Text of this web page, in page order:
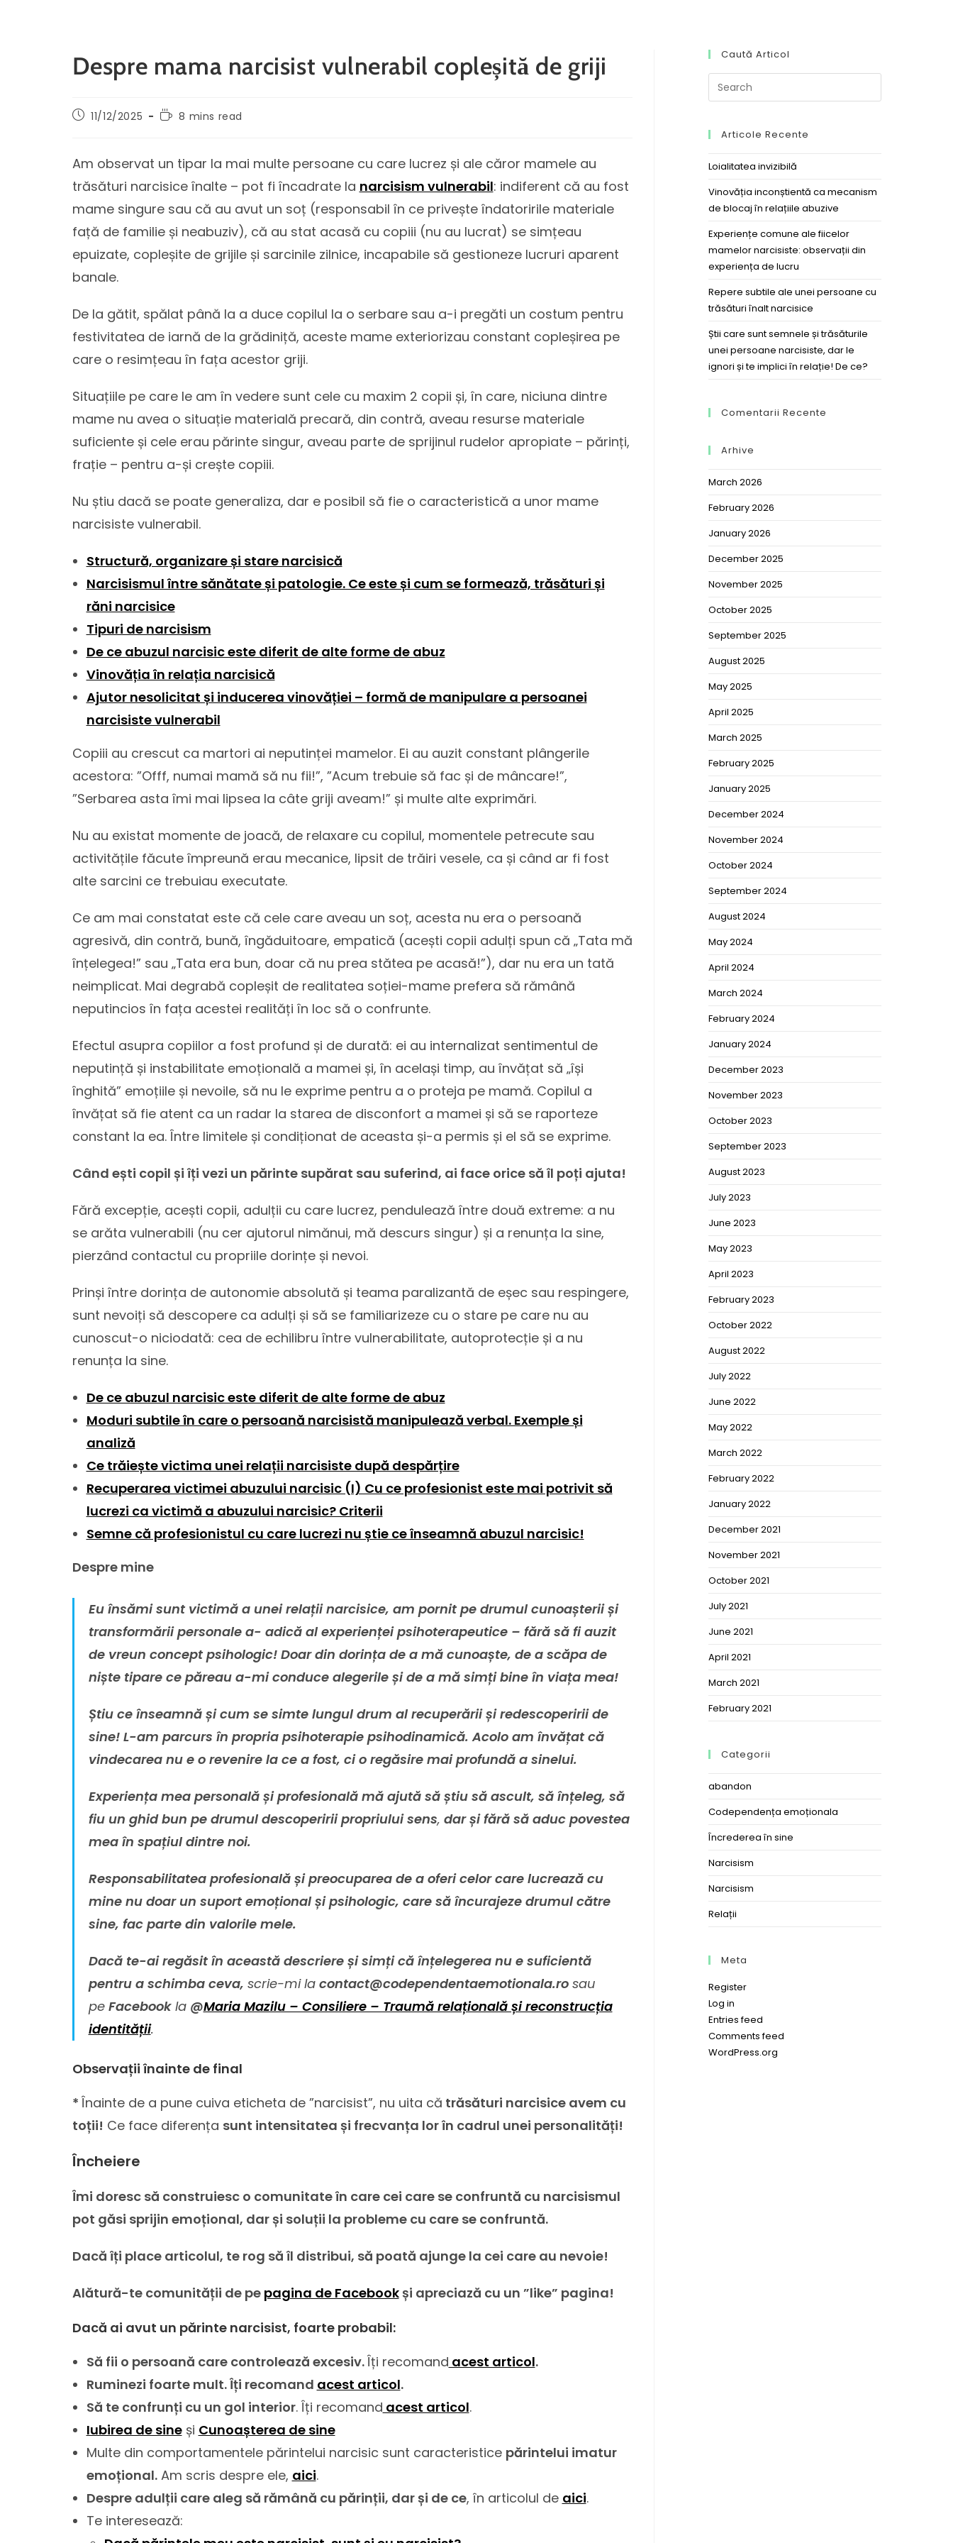
Despre mama narcisist vulnerabil copleșită de griji
11/12/2025 8 mins read
Am observat un tipar la mai multe persoane cu care lucrez și ale căror mamele au
trăsături narcisice înalte – pot fi încadrate la narcisism vulnerabil: indiferent că au fost
mame singure sau că au avut un soț (responsabil în ce privește îndatoririle materiale
față de familie și neabuziv), că au stat acasă cu copiii (nu au lucrat) se simțeau
epuizate, copleșite de grijile și sarcinile zilnice, incapabile să gestioneze lucruri aparent
banale.
De la gătit, spălat până la a duce copilul la o serbare sau a-i pregăti un costum pentru
festivitatea de iarnă de la grădiniță, aceste mame exteriorizau constant copleșirea pe
care o resimțeau în fața acestor griji.
Situațiile pe care le am în vedere sunt cele cu maxim 2 copii și, în care, niciuna dintre
mame nu avea o situație materială precară, din contră, aveau resurse materiale
suficiente și cele erau părinte singur, aveau parte de sprijinul rudelor apropiate – părinți,
frație – pentru a-și crește copiii.
Nu știu dacă se poate generaliza, dar e posibil să fie o caracteristică a unor mame
narcisiste vulnerabil.
Structură, organizare și stare narcisică
Narcisismul între sănătate și patologie. Ce este și cum se formează, trăsături și
răni narcisice
Tipuri de narcisism
De ce abuzul narcisic este diferit de alte forme de abuz
Vinovăția în relația narcisică
Ajutor nesolicitat și inducerea vinovăției – formă de manipulare a persoanei
narcisiste vulnerabil
Copiii au crescut ca martori ai neputinței mamelor. Ei au auzit constant plângerile
acestora: ”Offf, numai mamă să nu fii!”, ”Acum trebuie să fac și de mâncare!”,
”Serbarea asta îmi mai lipsea la câte griji aveam!” și multe alte exprimări.
Nu au existat momente de joacă, de relaxare cu copilul, momentele petrecute sau
activitățile făcute împreună erau mecanice, lipsit de trăiri vesele, ca și când ar fi fost
alte sarcini ce trebuiau executate.
Ce am mai constatat este că cele care aveau un soț, acesta nu era o persoană
agresivă, din contră, bună, îngăduitoare, empatică (acești copii adulți spun că „Tata mă
înțelegea!” sau „Tata era bun, doar că nu prea stătea pe acasă!”), dar nu era un tată
neimplicat. Mai degrabă copleșit de realitatea soției-mame prefera să rămână
neputincios în fața acestei realități în loc să o confrunte.
Efectul asupra copiilor a fost profund și de durată: ei au internalizat sentimentul de
neputință și instabilitate emoțională a mamei și, în același timp, au învățat să „își
înghită” emoțiile și nevoile, să nu le exprime pentru a o proteja pe mamă. Copilul a
învățat să fie atent ca un radar la starea de disconfort a mamei și să se raporteze
constant la ea. Între limitele și condiționat de aceasta și-a permis și el să se exprime.
Când ești copil și îți vezi un părinte supărat sau suferind, ai face orice să îl poți ajuta!
Fără excepție, acești copii, adulții cu care lucrez, pendulează între două extreme: a nu
se arăta vulnerabili (nu cer ajutorul nimănui, mă descurs singur) și a renunța la sine,
pierzând contactul cu propriile dorințe și nevoi.
Prinși între dorința de autonomie absolută și teama paralizantă de eșec sau respingere,
sunt nevoiți să descopere ca adulți și să se familiarizeze cu o stare pe care nu au
cunoscut-o niciodată: cea de echilibru între vulnerabilitate, autoprotecție și a nu
renunța la sine.
De ce abuzul narcisic este diferit de alte forme de abuz
Moduri subtile în care o persoană narcisistă manipulează verbal. Exemple și
analiză
Ce trăiește victima unei relații narcisiste după despărțire
Recuperarea victimei abuzului narcisic (I) Cu ce profesionist este mai potrivit să
lucrezi ca victimă a abuzului narcisic? Criterii
Semne că profesionistul cu care lucrezi nu știe ce înseamnă abuzul narcisic!
Despre mine
Eu însămi sunt victimă a unei relații narcisice, am pornit pe drumul cunoașterii și
transformării personale a- adică al experienței psihoterapeutice – fără să fi auzit
de vreun concept psihologic! Doar din dorința de a mă cunoaște, de a scăpa de
niște tipare ce păreau a-mi conduce alegerile și de a mă simți bine în viața mea!
Știu ce înseamnă și cum se simte lungul drum al recuperării și redescoperirii de
sine! L-am parcurs în propria psihoterapie psihodinamică. Acolo am învățat că
vindecarea nu e o revenire la ce a fost, ci o regăsire mai profundă a sinelui.
Experiența mea personală și profesională mă ajută să știu să ascult, să înțeleg, să
fiu un ghid bun pe drumul descoperirii propriului sens, dar și fără să aduc povestea
mea în spațiul dintre noi.
Responsabilitatea profesională și preocuparea de a oferi celor care lucrează cu
mine nu doar un suport emoțional și psihologic, care să încurajeze drumul către
sine, fac parte din valorile mele.
Dacă te-ai regăsit în această descriere și simți că înțelegerea nu e suficientă
pentru a schimba ceva, scrie-mi la contact@codependentaemotionala.rosau
pe Facebookla @Maria Mazilu – Consiliere – Traumă relațională și reconstrucția
identității.
Observații înainte de final
* Înainte de a pune cuiva eticheta de ”narcisist”, nu uita că trăsături narcisice avem cu
toții! Ce face diferența sunt intensitatea și frecvanța lor în cadrul unei personalități!
Încheiere
Îmi doresc să construiesc o comunitate în care cei care se confruntă cu narcisismul
pot găsi sprijin emoțional, dar și soluții la probleme cu care se confruntă.
Dacă îți place articolul, te rog să îl distribui, să poată ajunge la cei care au nevoie!
Alătură-te comunității de pe pagina de Facebookși apreciază cu un ”like” pagina!
Dacă ai avut un părinte narcisist, foarte probabil:
Să fii o persoană care controlează excesiv.Îți recomand acest articol.
Ruminezi foarte mult. Îți recomand acest articol.
Să te confrunți cu un gol interior. Îți recomand acest articol.
Iubirea de sineși Cunoașterea de sine
Multe din comportamentele părintelui narcisic sunt caracteristice părintelui imatur
emoțional.Am scris despre ele, aici.
Despre adulții care aleg să rămână cu părinții, dar și de ce, în articolul de aici.
Te interesează:
Caută Articol
Articole Recente
Loialitatea invizibilă
Vinovăția inconștientă ca mecanism
de blocaj în relațiile abuzive
Experiențe comune ale fiicelor
mamelor narcisiste: observații din
experiența de lucru
Repere subtile ale unei persoane cu
trăsături înalt narcisice
Știi care sunt semnele și trăsăturile
unei persoane narcisiste, dar le
ignori și te implici în relație! De ce?
Comentarii Recente
Arhive
March 2026
February 2026
January 2026
December 2025
November 2025
October 2025
September 2025
August 2025
May 2025
April 2025
March 2025
February 2025
January 2025
December 2024
November 2024
October 2024
September 2024
August 2024
May 2024
April 2024
March 2024
February 2024
January 2024
December 2023
November 2023
October 2023
September 2023
August 2023
July 2023
June 2023
May 2023
April 2023
February 2023
October 2022
August 2022
July 2022
June 2022
May 2022
March 2022
February 2022
January 2022
December 2021
November 2021
October 2021
July 2021
June 2021
April 2021
March 2021
February 2021
Categorii
abandon
Codependența emoționala
Încrederea în sine
Narcisism
Narcisism
Relații
Meta
Register
Log in
Entries feed
Comments feed
WordPress.org